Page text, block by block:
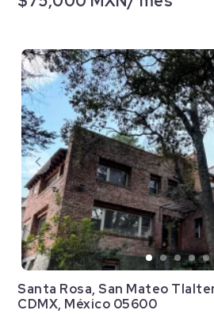
Santa Rosa, San Mateo
CDMX, México 05600